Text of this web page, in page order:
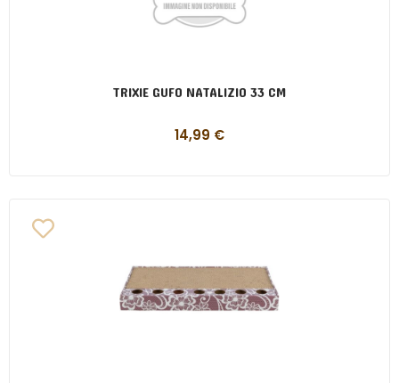
TRIXIE GUFO NATALIZIO 33 CM
14,99 €